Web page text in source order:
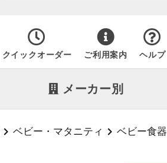
クイックオーダー ご利用案内 ヘルプ
メーカー別
ベビー・マタニティ ベビー食器